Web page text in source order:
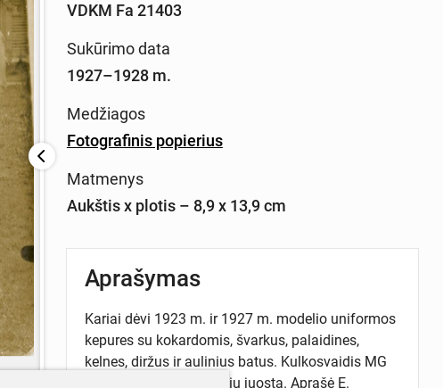
VDKM Fa 21403
Sukūrimo data
1927–1928 m.
Medžiagos
Fotografinis popierius
Matmenys
Aukštis x plotis – 8,9 x 13,9 cm
Aprašymas
Kariai dėvi 1923 m. ir 1927 m. modelio uniformos
kepures su kokardomis, švarkus, palaidines,
kelnes, diržus ir aulinius batus. Kulkosvaidis MG
08/15 užtaisytas šovinių juosta. Aprašė E.